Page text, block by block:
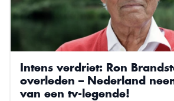
Intens verdriet: Ron
overleden – Nederland
van een tv-legende!